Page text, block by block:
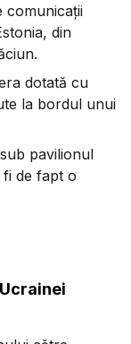
comunicații
din
dotată cu
la bordul unui
pavilionul
de fapt o